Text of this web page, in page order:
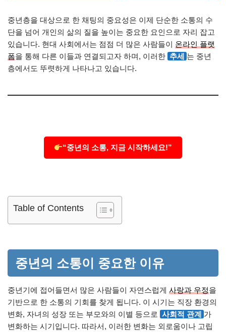
중년층을 대상으로 한 채팅의 중요성은 이제 단순한 소통의 수
단을 넘어 개인의 삶의 질을 높이는 중요한 요인으로 자리 잡고
있습니다. 현대 사회에서는 점점 더 많은 사람들이 온라인 플랫
폼을 통해 다른 이들과 연결되고자 하며, 이러한 추세 는 중년
층에서도 뚜렷하게 나타나고 있습니다.
“중년의 소통, 지금 시작하세요!”
Table of Contents
중년의 소통이 중요한 이유
중년기에 접어들면서 많은 사람들이 자연스럽게 사랑과 우정을
기반으로 한 소통의 기회를 찾게 됩니다. 이 시기는 직장 환경의
변화, 자녀의 성장 또는 부모와의 이별 등으로 사회적 관계 가
변화하는 시기입니다. 따라서, 이러한 변화는 외로움이나 고립